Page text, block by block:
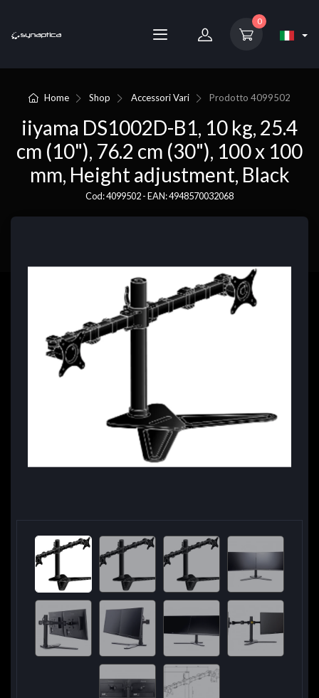
0
Home Shop Accessori Vari Prodotto4099502
iiyama DS1002D-B1, 10 kg, 25.4
cm (10"), 76.2 cm (30"), 100 x 100
mm, Height adjustment, Black
Cod: 4099502 - EAN: 4948570032068